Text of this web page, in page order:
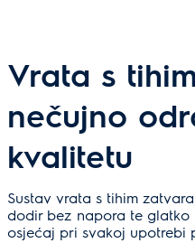
Vrata s
nečujno
kvalitetu
Sustav vrata s tihim
dodir bez napora te glatko
osjećaj pri svakoj upotrebi